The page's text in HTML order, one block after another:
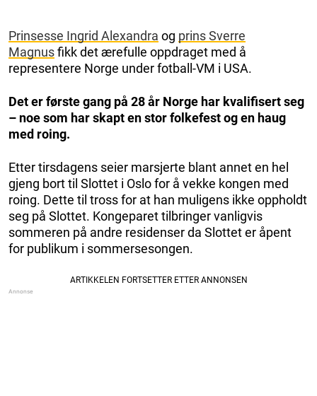
Prinsesse Ingrid Alexandra og prins Sverre
Magnusfikk det ærefulle oppdraget med å
representere Norge under fotball-VM i USA.
Det er første gang på 28 år Norge har kvalifisert seg
– noe som har skapt en stor folkefest og en haug
med roing.
Etter tirsdagens seier marsjerte blant annet en hel
gjeng bort til Slottet i Oslo for å vekke kongen med
roing. Dette til tross for at han muligens ikke oppholdt
seg på Slottet. Kongeparet tilbringer vanligvis
sommeren på andre residenser da Slottet er åpent
for publikum i sommersesongen.